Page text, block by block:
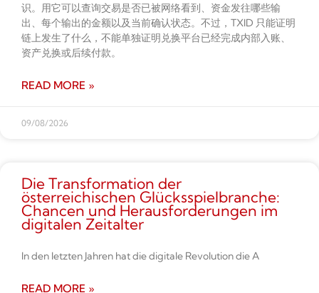
识。用它可以查询交易是否已被网络看到、资金发往哪些输
出、每个输出的金额以及当前确认状态。不过，TXID 只能证明
链上发生了什么，不能单独证明兑换平台已经完成内部入账、
资产兑换或后续付款。
READ MORE »
09/08/2026
Die Transformation der
österreichischen Glücksspielbranche:
Chancen und Herausforderungen im
digitalen Zeitalter
In den letzten Jahren hat die digitale Revolution die A
READ MORE »